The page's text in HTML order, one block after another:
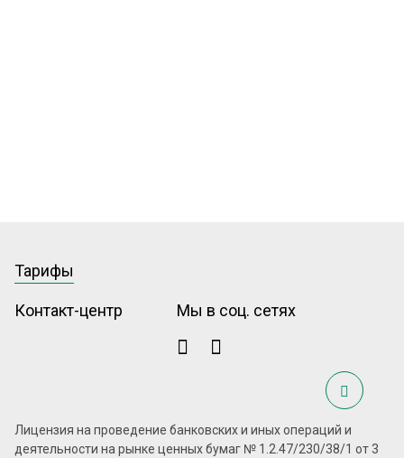
Тарифы
Лицензия на проведение банковских и иных операций и
деятельности на рынке ценных бумаг № 1.2.47/230/38/1 от 3
Контакт-центр Мы в соц. сетях